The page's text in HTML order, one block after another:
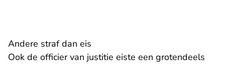
Andere straf dan eis
Ook de officier van justitie eiste een grotendeels